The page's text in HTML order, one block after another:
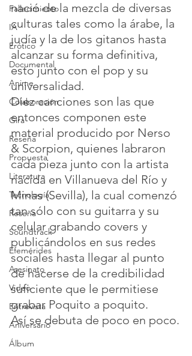
Fallecimiento
IA
Erótico
Documental
Anime
Colaboración
Gira
Reseña
Propuesta
Literatura
Tecnología
Reseña
Soundtrack
Efemérides
Asesinato
Video
Entrevista
Aniversario
Álbum
nació de la mezcla de diversas
culturas tales como la árabe, la
judía y la de los gitanos hasta
alcanzar su forma definitiva,
esto junto con el pop y su
universalidad.
Diez canciones son las que
entonces componen este
material producido por Nerso
& Scorpion, quienes labraron
cada pieza junto con la artista
nacida en Villanueva del Río y
Minas (Sevilla), la cual comenzó
tan sólo con su guitarra y su
celular grabando covers y
publicándolos en sus redes
sociales hasta llegar al punto
de hacerse de la credibilidad
suficiente que le permitiese
grabar Poquito a poquito.
Así se debuta de poco en poco.